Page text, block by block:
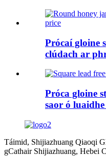
Prócaí gloine
clúdach ar
Próca gloine
saor ó
Táimid, Shijiazhuang Qiaoqi
gCathair Shijiazhuang, Hebei